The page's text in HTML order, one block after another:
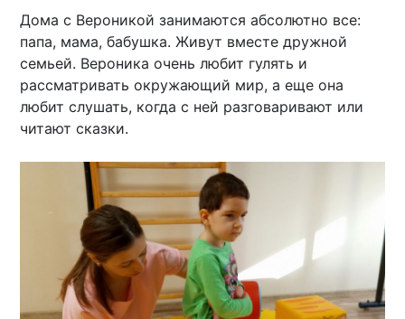
Дома с Вероникой занимаются абсолютно все:
папа, мама, бабушка. Живут вместе дружной
семьей. Вероника очень любит гулять и
рассматривать окружающий мир, а еще она
любит слушать, когда с ней разговаривают или
читают сказки.